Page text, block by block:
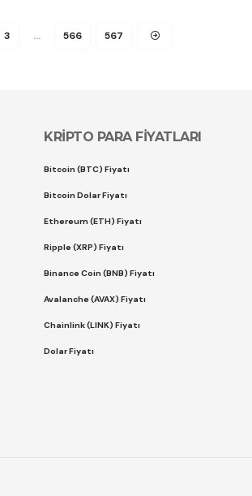
3 … 566 567
KRİPTO PARA FİYATLARI
Bitcoin (BTC) Fiyatı
Bitcoin Dolar Fiyatı
Ethereum (ETH) Fiyatı
Ripple (XRP) Fiyatı
Binance Coin (BNB) Fiyatı
Avalanche (AVAX) Fiyatı
Chainlink (LINK) Fiyatı
Dolar Fiyatı